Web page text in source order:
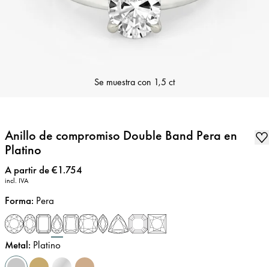
Se muestra con 1,5 ct
Anillo de compromiso Double Band Pera en
Platino
Precio:
A partir de €1.754
incl. IVA
Forma: Pera
Metal: Platino